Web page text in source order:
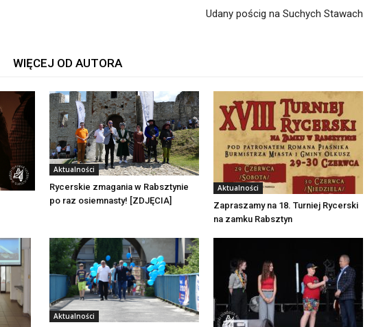
Udany pościg na Suchych Stawach
WIĘCEJ OD AUTORA
Aktualności
Rycerskie zmagania w Rabsztynie
po raz osiemnasty! [ZDJĘCIA]
Aktualności
Zapraszamy na 18. Turniej Rycerski
na zamku Rabsztyn
Aktualności